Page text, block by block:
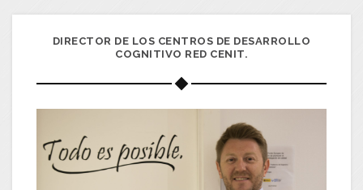
DIRECTOR DE LOS CENTROS DE DESARROLLO
COGNITIVO RED CENIT.